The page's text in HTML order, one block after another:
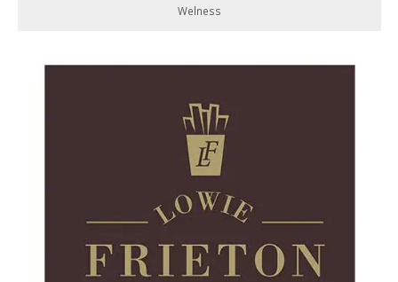
Welness